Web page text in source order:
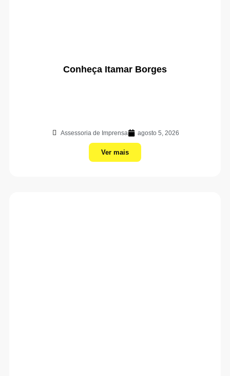
Conheça Itamar Borges
Assessoria de Imprensa agosto 5, 2026
Ver mais